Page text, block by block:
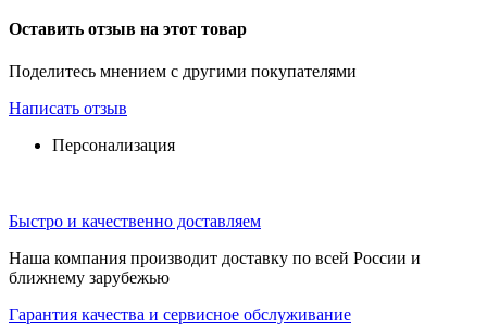
Оставить отзыв на этот товар
Поделитесь мнением с другими покупателями
Написать отзыв
Персонализация
Быстро и качественно доставляем
Наша компания производит доставку по всей России и
ближнему зарубежью
Гарантия качества и сервисное обслуживание